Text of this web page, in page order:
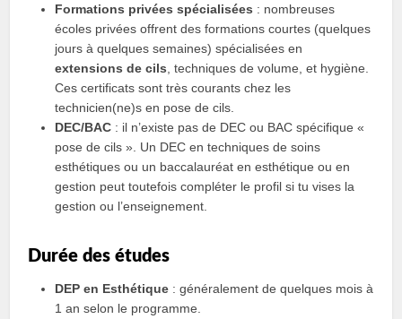
Formations privées spécialisées : nombreuses
écoles privées offrent des formations courtes (quelques
jours à quelques semaines) spécialisées en
extensions de cils , techniques de volume, et hygiène.
Ces certificats sont très courants chez les
technicien(ne)s en pose de cils.
DEC/BAC : il n’existe pas de DEC ou BAC spécifique «
pose de cils ». Un DEC en techniques de soins
esthétiques ou un baccalauréat en esthétique ou en
gestion peut toutefois compléter le profil si tu vises la
gestion ou l’enseignement.
Durée des études
DEP en Esthétique : généralement de quelques mois à
1 an selon le programme.